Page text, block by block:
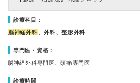
診療科目：
脳神経外科 、外科、整形外科
専門医・資格：
脳神経外科専門医、頭痛専門医
診療時間